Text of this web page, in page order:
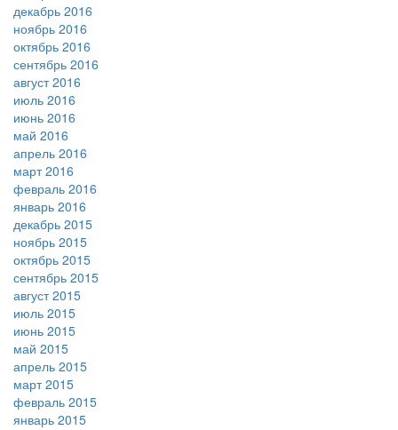
декабрь 2016
ноябрь 2016
октябрь 2016
сентябрь 2016
август 2016
июль 2016
июнь 2016
май 2016
апрель 2016
март 2016
февраль 2016
январь 2016
декабрь 2015
ноябрь 2015
октябрь 2015
сентябрь 2015
август 2015
июль 2015
июнь 2015
май 2015
апрель 2015
март 2015
февраль 2015
январь 2015